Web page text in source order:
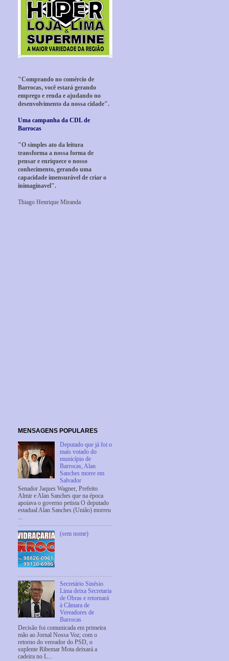
"Comprando no comércio de
Barrocas, você estará gerando
emprego e renda e ajudando no
desenvolvimento da nossa cidade".
Uma campanha da CDL de
Barrocas
"O simples ato da leitura
transforma a nossa forma de
pensar e enriquece o nosso
conhecimento, gerando uma
capacidade imensurável de criar o
inimaginavel".
Thiago Henrique Miranda
MENSAGENS POPULARES
Deputado que já foi o
mais votado do
município de
Barrocas, Alan
Sanches morre em
Salvador
Senador Jaques Wagner, Prefeito
Almir e Alan Sanches que na época
apoiava o governo petista O deputado
estadual Alan Sanches (União) morreu
...
(sem nome)
Secretário Sinésio
Lima deixa Secretaria
de Obras e retornará
à Câmara de
Vereadores de
Barrocas
Decisão foi comunicada em primeira
mão ao Jornal Nossa Voz; com o
retorno do vereador do PSD, o
suplente Ribemar Mota deixará a
cadeira no L...